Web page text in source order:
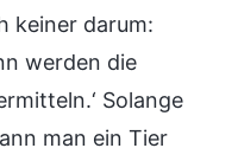
keiner darum:
werden die
Solange
man ein Tier